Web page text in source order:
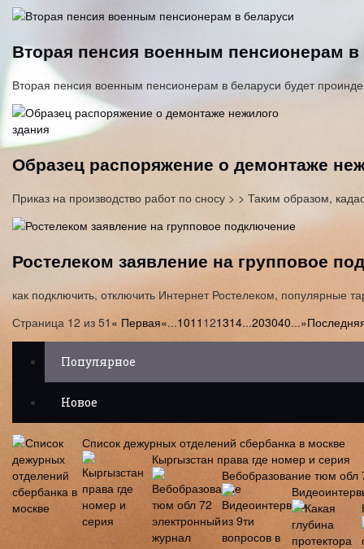
Вторая пенсия военным пенсионерам в
Вторая пенсия военным пенсионерам в беларуси будет
Образец распоряжение о демонтаже
Приказ на производство работ по сносу > > Таким образом,
Ростелеком заявление на групповое
как подключить, отключить Интернет Ростелеком,
Страница 12 из 51 « Первая«...1011 121314...203040...»
Популярное
Новое
Список дежурных отделений сбербанка в москве
Кыргызстан права где номер и серия
Вебобразование тюм обл